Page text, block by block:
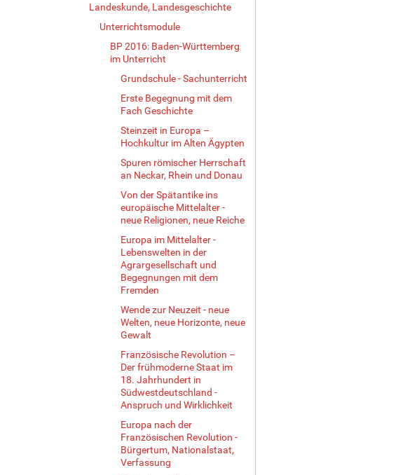
Landeskunde, Landesgeschichte
Unterrichtsmodule
BP 2016: Baden-Württemberg
im Unterricht
Grundschule - Sachunterricht
Erste Begegnung mit dem
Fach Geschichte
Steinzeit in Europa –
Hochkultur im Alten Ägypten
Spuren römischer Herrschaft
an Neckar, Rhein und Donau
Von der Spätantike ins
europäische Mittelalter -
neue Religionen, neue Reiche
Europa im Mittelalter -
Lebenswelten in der
Agrargesellschaft und
Begegnungen mit dem
Fremden
Wende zur Neuzeit - neue
Welten, neue Horizonte, neue
Gewalt
Französische Revolution –
Der frühmoderne Staat im
18. Jahrhundert in
Südwestdeutschland -
Anspruch und Wirklichkeit
Europa nach der
Französischen Revolution -
Bürgertum, Nationalstaat,
Verfassung